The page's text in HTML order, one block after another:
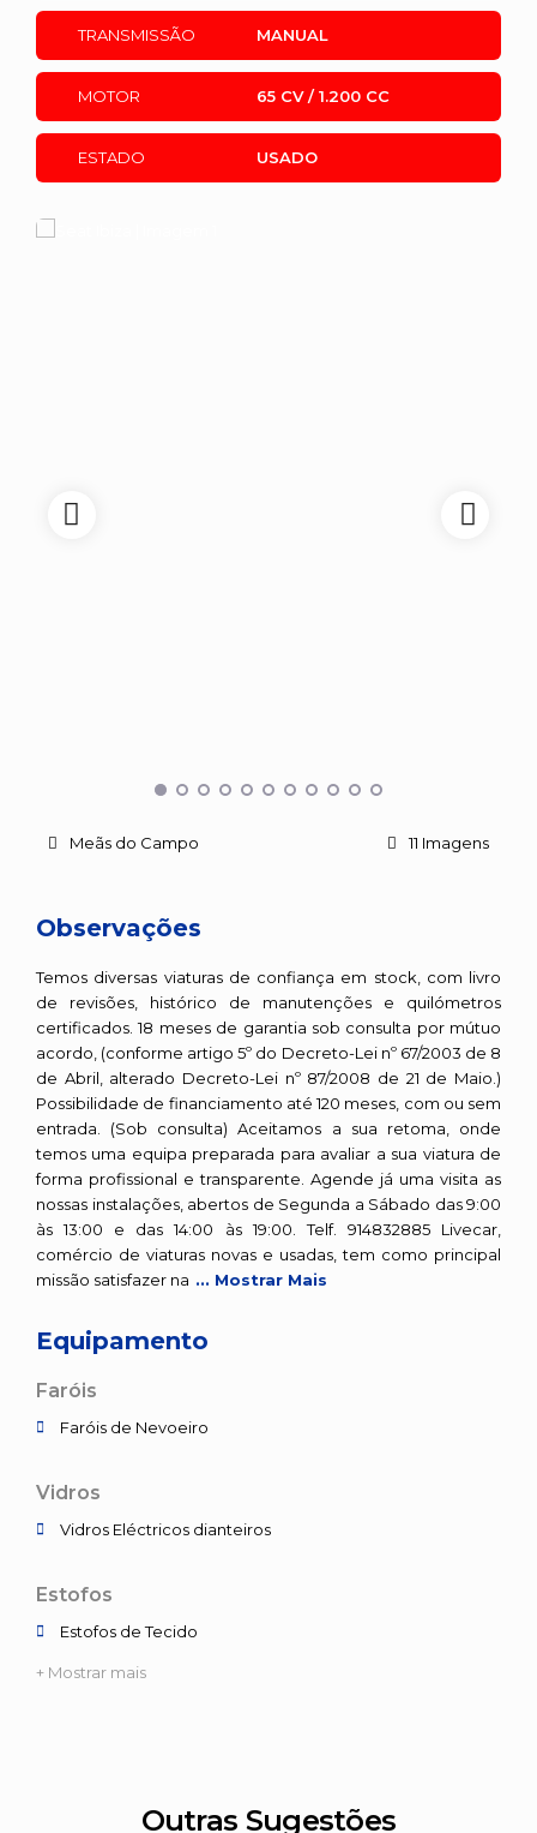
TRANSMISSÃO MANUAL
MOTOR 65 CV / 1.200 CC
ESTADO USADO
Meãs do Campo 11 Imagens
Observações
Temos diversas viaturas de confiança em stock, com livro
de revisões, histórico de manutenções e quilómetros
certificados. 18 meses de garantia sob consulta por mútuo
acordo, (conforme artigo 5º do Decreto-Lei nº 67/2003 de 8
de Abril, alterado Decreto-Lei nº 87/2008 de 21 de Maio.)
Possibilidade de financiamento até 120 meses, com ou sem
entrada. (Sob consulta) Aceitamos a sua retoma, onde
temos uma equipa preparada para avaliar a sua viatura de
forma profissional e transparente. Agende já uma visita as
nossas instalações, abertos de Segunda a Sábado das 9:00
às 13:00 e das 14:00 às 19:00. Telf. 914832885 Livecar,
comércio de viaturas novas e usadas, tem como principal
missão satisfazer na ... Mostrar Mais
Equipamento
Faróis
Faróis de Nevoeiro
Vidros
Vidros Eléctricos dianteiros
Estofos
Estofos de Tecido
+ Mostrar mais
Outras Sugestões